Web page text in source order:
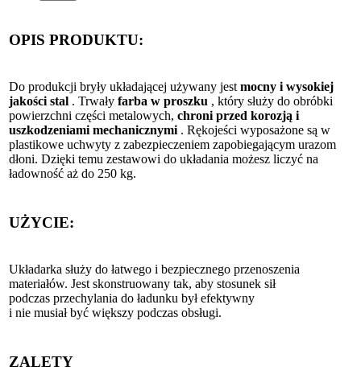
OPIS PRODUKTU:
Do produkcji bryły układającej używany jest mocny i wysokiej
jakości stal . Trwały farba w proszku , który służy do obróbki
powierzchni części metalowych, chroni przed korozją i
uszkodzeniami mechanicznymi . Rękojeści wyposażone są w
plastikowe uchwyty z zabezpieczeniem zapobiegającym urazom
dłoni. Dzięki temu zestawowi do układania możesz liczyć na
ładowność aż do 250 kg.
UŻYCIE:
Układarka służy do łatwego i bezpiecznego przenoszenia
materiałów. Jest skonstruowany tak, aby stosunek sił
podczas przechylania do ładunku był efektywny
i nie musiał być większy podczas obsługi.
ZALETY